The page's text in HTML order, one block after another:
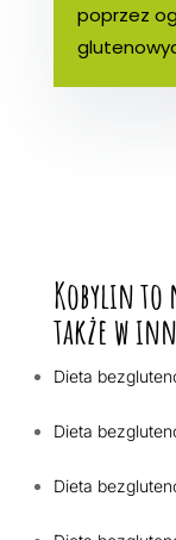
poprzez
Kobylin to
także w
Dieta
Dieta
Dieta